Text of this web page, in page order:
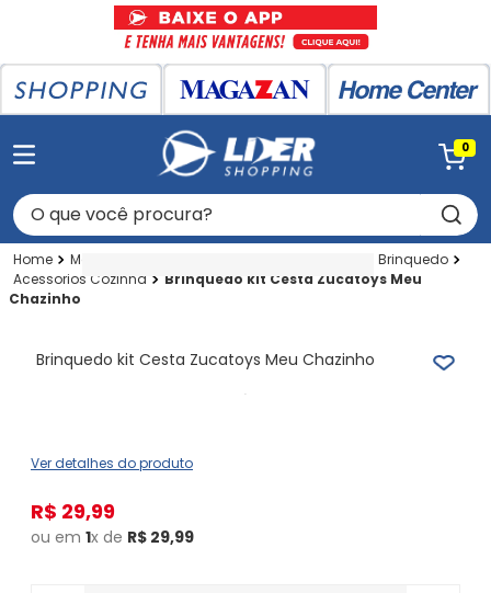
0
O que você procura?
Magazan
Casa Brinquedo
Acessorios Cozinha
Brinquedo kit Cesta Zucatoys Meu
Chazinho
Brinquedo kit Cesta Zucatoys Meu Chazinho
Ver detalhes do produto
R$ 29,99
ou em 1x de R$ 29,99